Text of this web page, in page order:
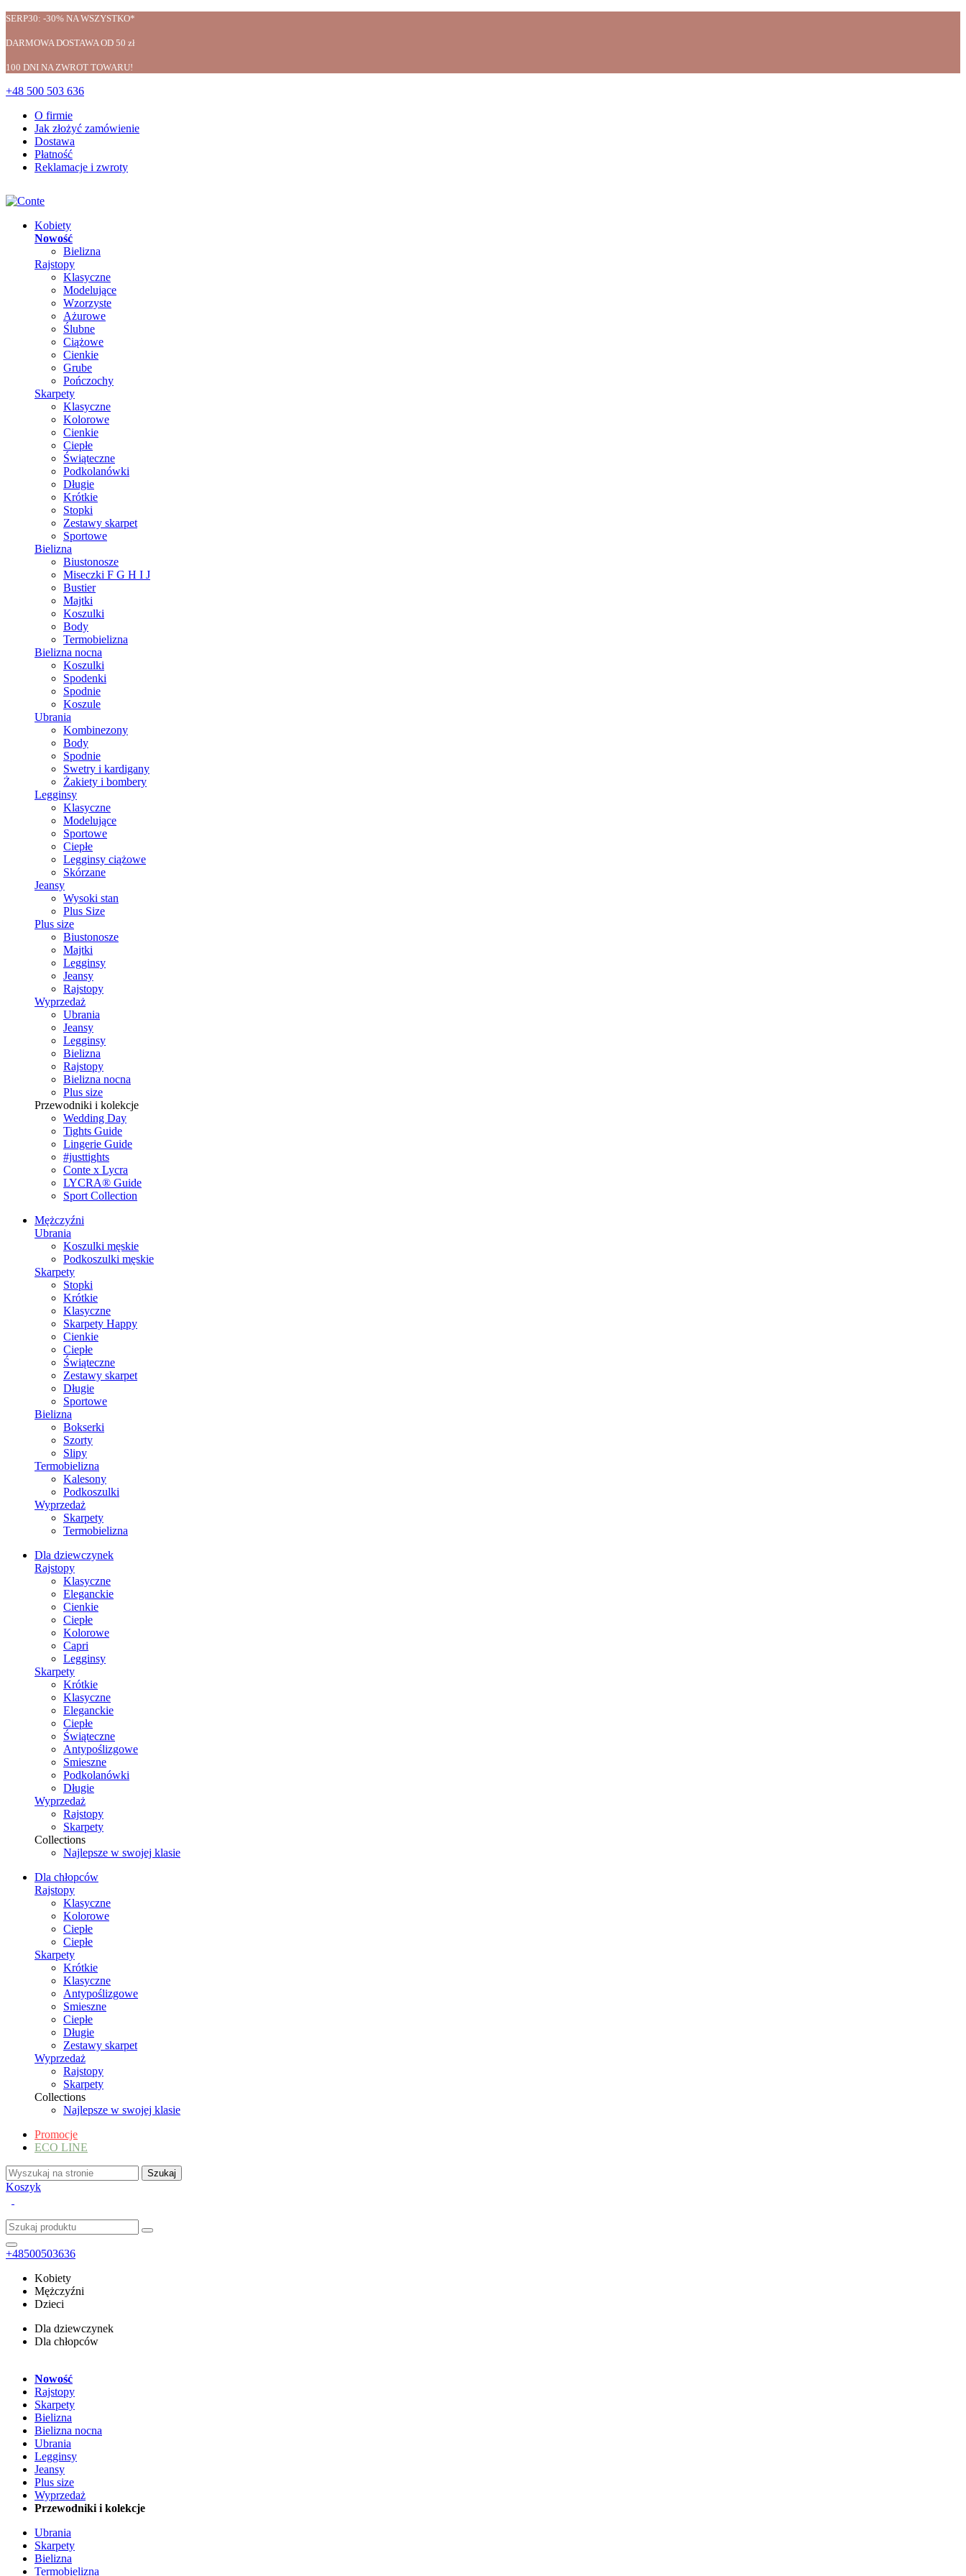
SERP30: -30% NA WSZYSTKO*
DARMOWA DOSTAWA OD 50 zł
100 DNI NA ZWROT TOWARU!
+48 500 503 636
O firmie
Jak złożyć zamówienie
Dostawa
Płatność
Reklamacje i zwroty
Kobiety
Nowość
Bielizna
Rajstopy
Klasyczne
Modelujące
Wzorzyste
Ażurowe
Ślubne
Ciążowe
Cienkie
Grube
Pończochy
Skarpety
Klasyczne
Kolorowe
Cienkie
Ciepłe
Świąteczne
Podkolanówki
Długie
Krótkie
Stopki
Zestawy skarpet
Sportowe
Bielizna
Biustonosze
Miseczki F G H I J
Bustier
Majtki
Koszulki
Body
Termobielizna
Bielizna nocna
Koszulki
Spodenki
Spodnie
Koszule
Ubrania
Kombinezony
Body
Spodnie
Swetry i kardigany
Żakiety i bombery
Legginsy
Klasyczne
Modelujące
Sportowe
Ciepłe
Legginsy ciążowe
Skórzane
Jeansy
Wysoki stan
Plus Size
Plus size
Biustonosze
Majtki
Legginsy
Jeansy
Rajstopy
Wyprzedaż
Ubrania
Jeansy
Legginsy
Bielizna
Rajstopy
Bielizna nocna
Plus size
Przewodniki i kolekcje
Wedding Day
Tights Guide
Lingerie Guide
#justtights
Conte x Lycra
LYCRA® Guide
Sport Сollection
Mężczyźni
Ubrania
Koszulki męskie
Podkoszulki męskie
Skarpety
Stopki
Krótkie
Klasyczne
Skarpety Happy
Cienkie
Ciepłe
Świąteczne
Zestawy skarpet
Długie
Sportowe
Bielizna
Bokserki
Szorty
Slipy
Termobielizna
Kalesony
Podkoszulki
Wyprzedaż
Skarpety
Termobielizna
Dla dziewczynek
Rajstopy
Klasyczne
Eleganckie
Cienkie
Ciepłe
Kolorowe
Capri
Legginsy
Skarpety
Krótkie
Klasyczne
Eleganckie
Ciepłe
Świąteczne
Antypoślizgowe
Smieszne
Podkolanówki
Długie
Wyprzedaż
Rajstopy
Skarpety
Collections
Najlepsze w swojej klasie
Dla chłopców
Rajstopy
Klasyczne
Kolorowe
Ciepłe
Ciepłe
Skarpety
Krótkie
Klasyczne
Antypoślizgowe
Smieszne
Ciepłe
Długie
Zestawy skarpet
Wyprzedaż
Rajstopy
Skarpety
Collections
Najlepsze w swojej klasie
Promocje
ECO LINE
Koszyk
+48500503636
Kobiety
Mężczyźni
Dzieci
Dla dziewczynek
Dla chłopców
Nowość
Rajstopy
Skarpety
Bielizna
Bielizna nocna
Ubrania
Legginsy
Jeansy
Plus size
Wyprzedaż
Przewodniki i kolekcje
Ubrania
Skarpety
Bielizna
Termobielizna